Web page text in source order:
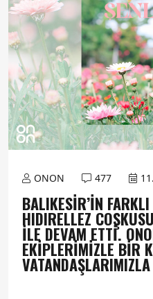
ONON 477
BALIKESIR’IN
HIDIRELLEZ
ILE DEVAM ETTI.
EKIPLERIMIZLE BIR